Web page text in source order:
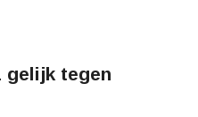
gelijk tegen